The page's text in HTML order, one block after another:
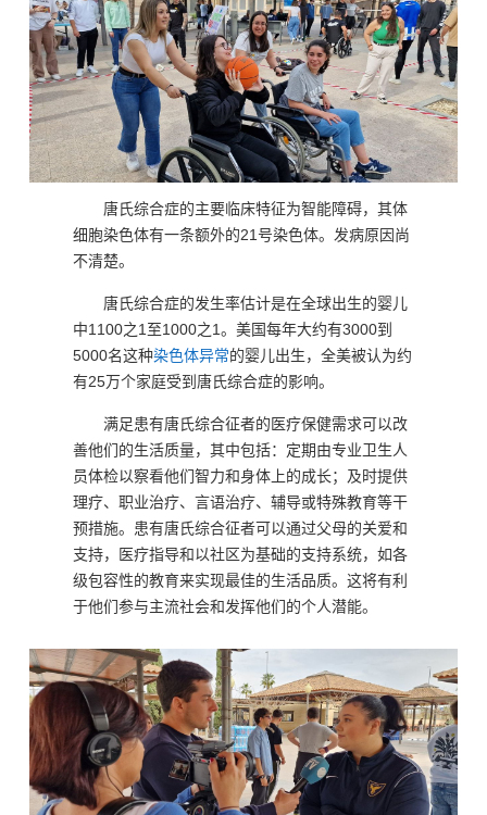
唐氏综合症的主要临床特征为智能障碍，其体
细胞染色体有一条额外的21号染色体。发病原因尚
不清楚。
唐氏综合症的发生率估计是在全球出生的婴儿
中1100之1至1000之1。美国每年大约有3000到
5000名这种染色体异常的婴儿出生，全美被认为约
有25万个家庭受到唐氏综合症的影响。
满足患有唐氏综合征者的医疗保健需求可以改
善他们的生活质量，其中包括：定期由专业卫生人
员体检以察看他们智力和身体上的成长；及时提供
理疗、职业治疗、言语治疗、辅导或特殊教育等干
预措施。患有唐氏综合征者可以通过父母的关爱和
支持，医疗指导和以社区为基础的支持系统，如各
级包容性的教育来实现最佳的生活品质。这将有利
于他们参与主流社会和发挥他们的个人潜能。